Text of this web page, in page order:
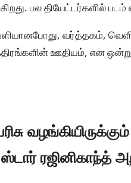
பல தியேட்டர்களில்
வர்த்தகம்,
ஊதியம், என
ரஜினிகாந்த்